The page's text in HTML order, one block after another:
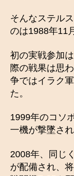
そんなステル
のは1988年11
初の実戦参加
際の戦果は思
争ではイラク
た。
1999年のコソ
一機が撃墜され
2008年、同じ
が配備され、